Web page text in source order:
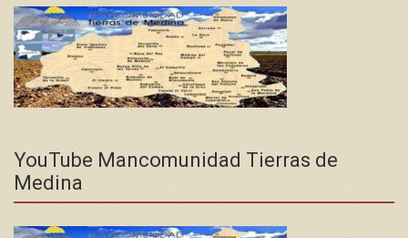
YouTube Mancomunidad Tierras de
Medina